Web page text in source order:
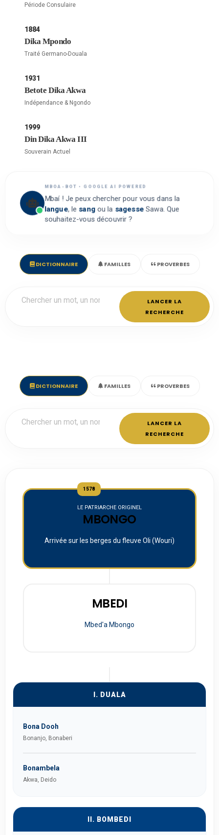
Période Consulaire
1884
Dika Mpondo
Traité Germano-Douala
1931
Betote Dika Akwa
Indépendance & Ngondo
1999
Din Dika Akwa III
Souverain Actuel
MBOA-BOT • GOOGLE AI POWERED
Mbaí ! Je peux chercher pour vous dans la
langue, le sangou la sagesse Sawa. Que
souhaitez-vous découvrir ?
DICTIONNAIRE FAMILLES PROVERBES
LANCER LA
RECHERCHE
DICTIONNAIRE FAMILLES PROVERBES
LANCER LA
RECHERCHE
1578
LE PATRIARCHE ORIGINEL
MBONGO
Arrivée sur les berges du fleuve Oli (Wouri)
MBEDI
Mbed'a Mbongo
I. DUALA
Bona Dooh
Bonanjo, Bonaberi
Bonambela
Akwa, Deido
II. BOMBEDI